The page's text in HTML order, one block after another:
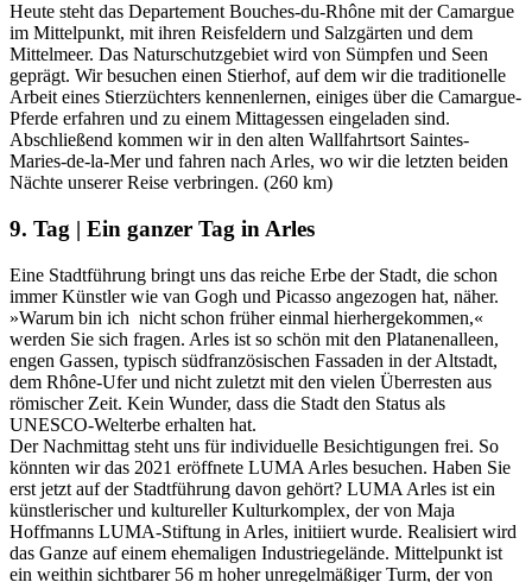
Heute steht das Departement Bouches-du-Rhône mit der Camargue
im Mittelpunkt, mit ihren Reisfeldern und Salzgärten und dem
Mittelmeer. Das Naturschutzgebiet wird von Sümpfen und Seen
geprägt. Wir besuchen einen Stierhof, auf dem wir die traditionelle
Arbeit eines Stierzüchters kennenlernen, einiges über die Camargue-
Pferde erfahren und zu einem Mittagessen eingeladen sind.
Abschließend kommen wir in den alten Wallfahrtsort Saintes-
Maries-de-la-Mer und fahren nach Arles, wo wir die letzten beiden
Nächte unserer Reise verbringen. (260 km)
9. Tag | Ein ganzer Tag in Arles
Eine Stadtführung bringt uns das reiche Erbe der Stadt, die schon
immer Künstler wie van Gogh und Picasso angezogen hat, näher.
»Warum bin ich nicht schon früher einmal hierhergekommen,«
werden Sie sich fragen. Arles ist so schön mit den Platanenalleen,
engen Gassen, typisch südfranzösischen Fassaden in der Altstadt,
dem Rhône-Ufer und nicht zuletzt mit den vielen Überresten aus
römischer Zeit. Kein Wunder, dass die Stadt den Status als
UNESCO-Welterbe erhalten hat.
Der Nachmittag steht uns für individuelle Besichtigungen frei. So
könnten wir das 2021 eröffnete LUMA Arles besuchen. Haben Sie
erst jetzt auf der Stadtführung davon gehört? LUMA Arles ist ein
künstlerischer und kultureller Kulturkomplex, der von Maja
Hoffmanns LUMA-Stiftung in Arles, initiiert wurde. Realisiert wird
das Ganze auf einem ehemaligen Industriegelände. Mittelpunkt ist
ein weithin sichtbarer 56 m hoher unregelmäßiger Turm, der von